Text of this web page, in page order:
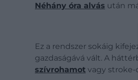
Néhány óra alvás után
Ez a rendszer sokáig
gazdaságává vált. A
szívrohamot vagy